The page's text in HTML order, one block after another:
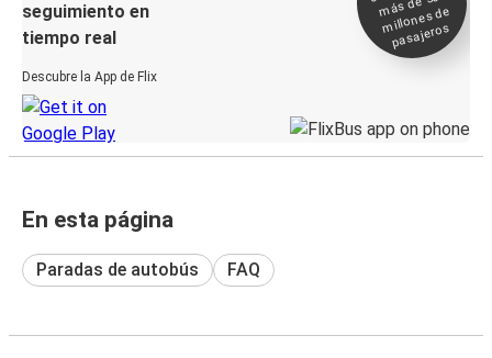
seguimiento en
tiempo real
Descubre la App de Flix
millones de
pasajeros
En esta página
Paradas de autobús FAQ